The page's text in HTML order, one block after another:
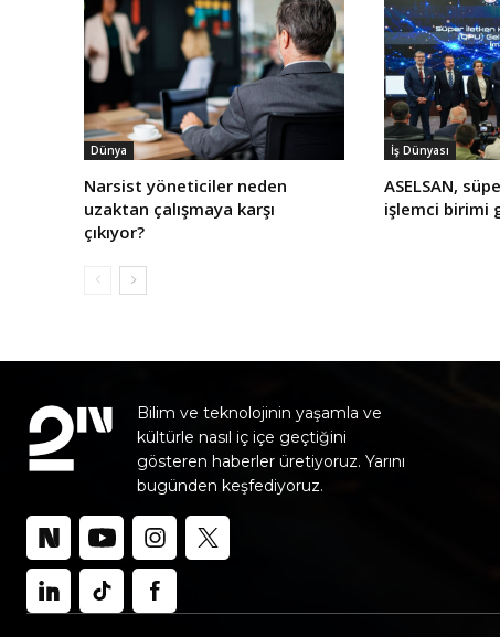
Dünya
Narsist yöneticiler neden
uzaktan çalışmaya karşı
çıkıyor?
İş Dünyası
ASELSAN,
işlemci birimi
Bilim ve teknolojinin yaşamla ve
kültürle nasıl iç içe geçtiğini
gösteren haberler üretiyoruz. Yarını
bugünden keşfediyoruz.